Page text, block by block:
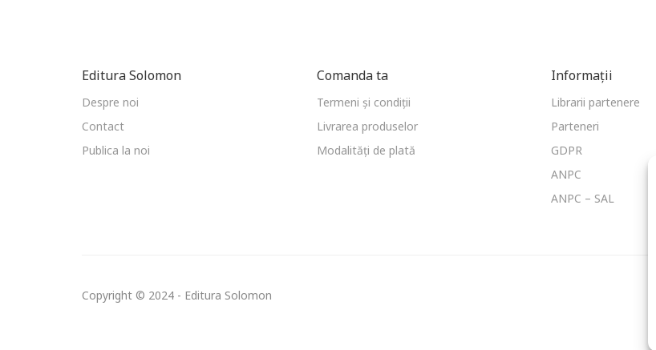
Editura Solomon
Despre noi
Contact
Publica la noi
Comanda ta
Termeni și condiții
Livrarea produselor
Modalități de plată
Informații
Librarii partenere
Parteneri
GDPR
ANPC
ANPC – SAL
Copyright © 2024 - Editura Solomon